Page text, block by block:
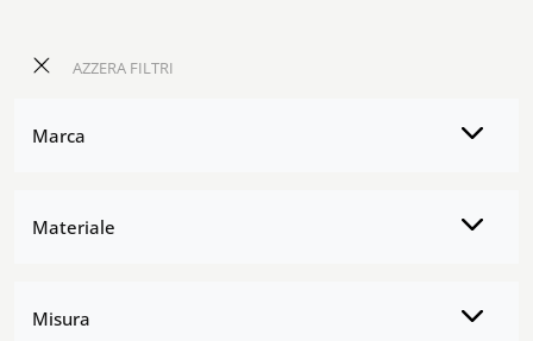
AZZERA FILTRI
Marca
Materiale
Misura